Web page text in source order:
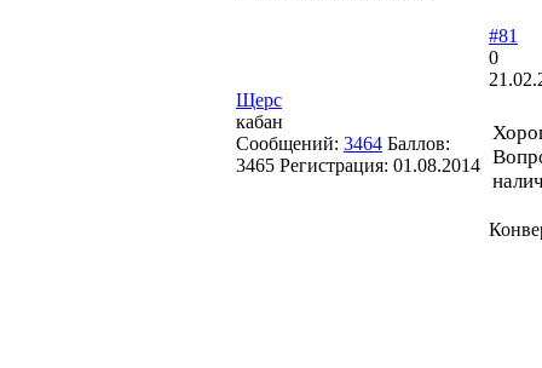
Щерс
кабан
Сообщений: 3464 Баллов:
3465 Регистрация: 01.08.2014
#81
0